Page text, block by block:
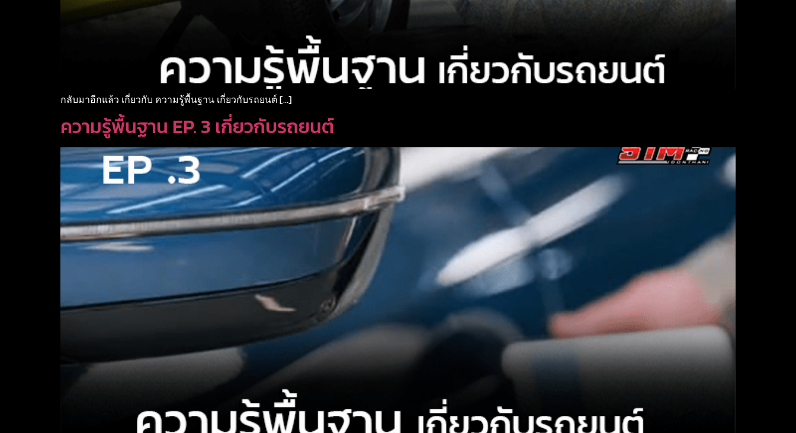
กลับมาอีกแล้ว เกี่ยวกับ ความรู้พื้นฐาน เกี่ยวกับรถยนต์ […]
ความรู้พื้นฐาน EP. 3 เกี่ยวกับรถยนต์